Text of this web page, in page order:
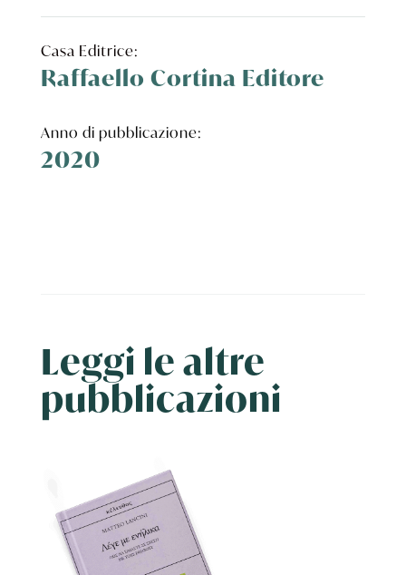
Casa Editrice:
Raffaello Cortina Editore
Anno di pubblicazione:
2020
Leggi le altre
pubblicazioni